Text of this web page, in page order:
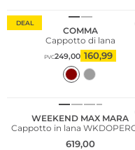
DEAL
COMMA
Cappotto di lana
PVC249,00 160,99
WEEKEND MAX MARA
Cappotto in lana
619,00